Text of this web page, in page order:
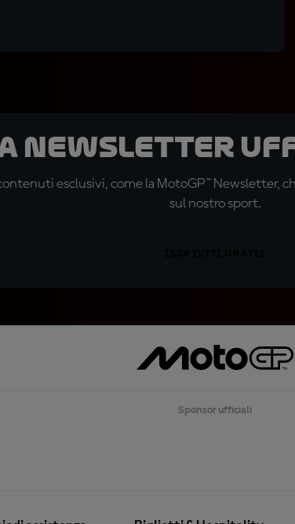
newsletter
esclusivi, come la MotoGP™
sul nostro sport.
Sponsor ufficiali